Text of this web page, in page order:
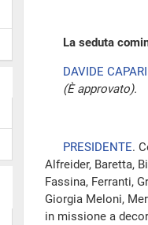
La seduta
DAVIDE
(È approvato).
PRESIDENTE.
Alfreider, Baretta,
Fassina, Ferranti,
Giorgia Meloni,
in missione a